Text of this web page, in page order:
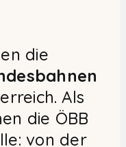
Als
die ÖBB
von der